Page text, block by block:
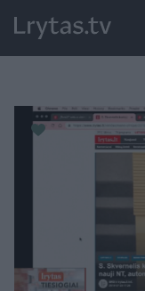
Paremkite Ukrainą